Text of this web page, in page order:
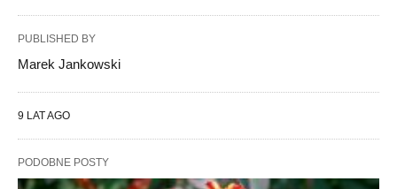
PUBLISHED BY
Marek Jankowski
9 LAT AGO
PODOBNE POSTY